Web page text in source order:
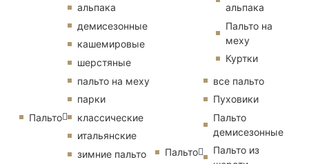
Пальто
альпака
демисезонные
кашемировые
шерстяные
пальто на меху
парки
классические
итальянские
зимние пальто
альпака
Пальто на
меху
Куртки
Пальто
все пальто
Пуховики
Пальто
демисезонные
Пальто из